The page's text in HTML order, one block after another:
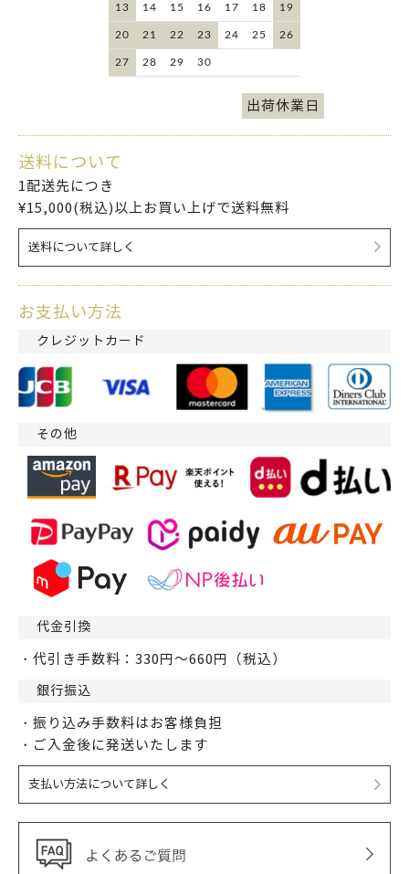
13 14 15 16 17 18 19
20 21 22 23 24 25 26
27 28 29 30
出荷休業日
送料について
1配送先につき
¥15,000(税込)以上お買い上げで送料無料
送料について詳しく
お支払い方法
クレジットカード
その他
代金引換
・代引き手数料：330円～660円（税込）
銀行振込
・振り込み手数料はお客様負担
・ご入金後に発送いたします
支払い方法について詳しく